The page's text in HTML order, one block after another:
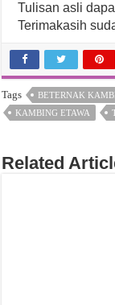
Tulisan asli
Terimakasih
Tags BETERNAK
KAMBING ETAWA
Related